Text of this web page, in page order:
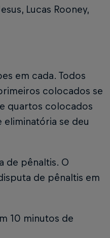
Lucas Rooney,
em cada. Todos
colocados se
quartos colocados
eliminatória se deu
de pênaltis. O
de pênaltis em
10 minutos de